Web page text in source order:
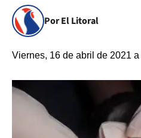
Por El Litoral
Viernes, 16 de abril de 2021